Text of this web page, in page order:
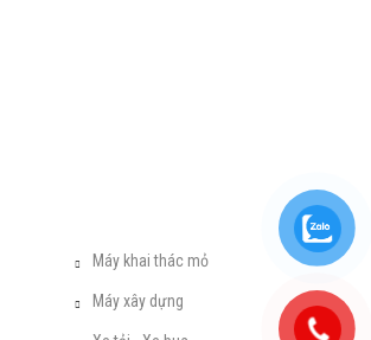
Máy khai thác mỏ
Máy xây dựng